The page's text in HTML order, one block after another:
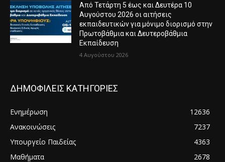
Από Τετάρτη 5 έως και Δευτέρα 10
Αυγούστου 2026 οι αιτήσεις
εκπαιδευτικών για μόνιμο διορισμό στην
Πρωτοβάθμια και Δευτεροβάθμια
Εκπαίδευση
4 Αυγούστου 2026
ΔΗΜΟΦΙΛΕΙΣ ΚΑΤΗΓΟΡΙΕΣ
Ενημέρωση
12636
Ανακοινώσεις
7237
Υπουργείο Παιδείας
4363
Μαθήματα
2678